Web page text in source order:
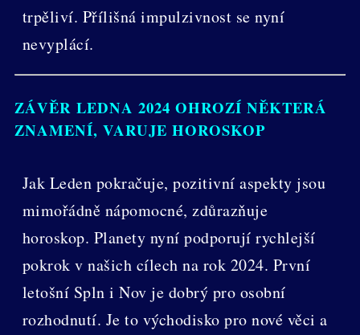
trpěliví. Přílišná impulzivnost se nyní
nevyplácí.
ZÁVĚR LEDNA 2024 OHROZÍ NĚKTERÁ
ZNAMENÍ, VARUJE HOROSKOP
Jak Leden pokračuje, pozitivní aspekty jsou
mimořádně nápomocné, zdůrazňuje
horoskop. Planety nyní podporují rychlejší
pokrok v našich cílech na rok 2024. První
letošní Spln i Nov je dobrý pro osobní
rozhodnutí. Je to východisko pro nové věci a